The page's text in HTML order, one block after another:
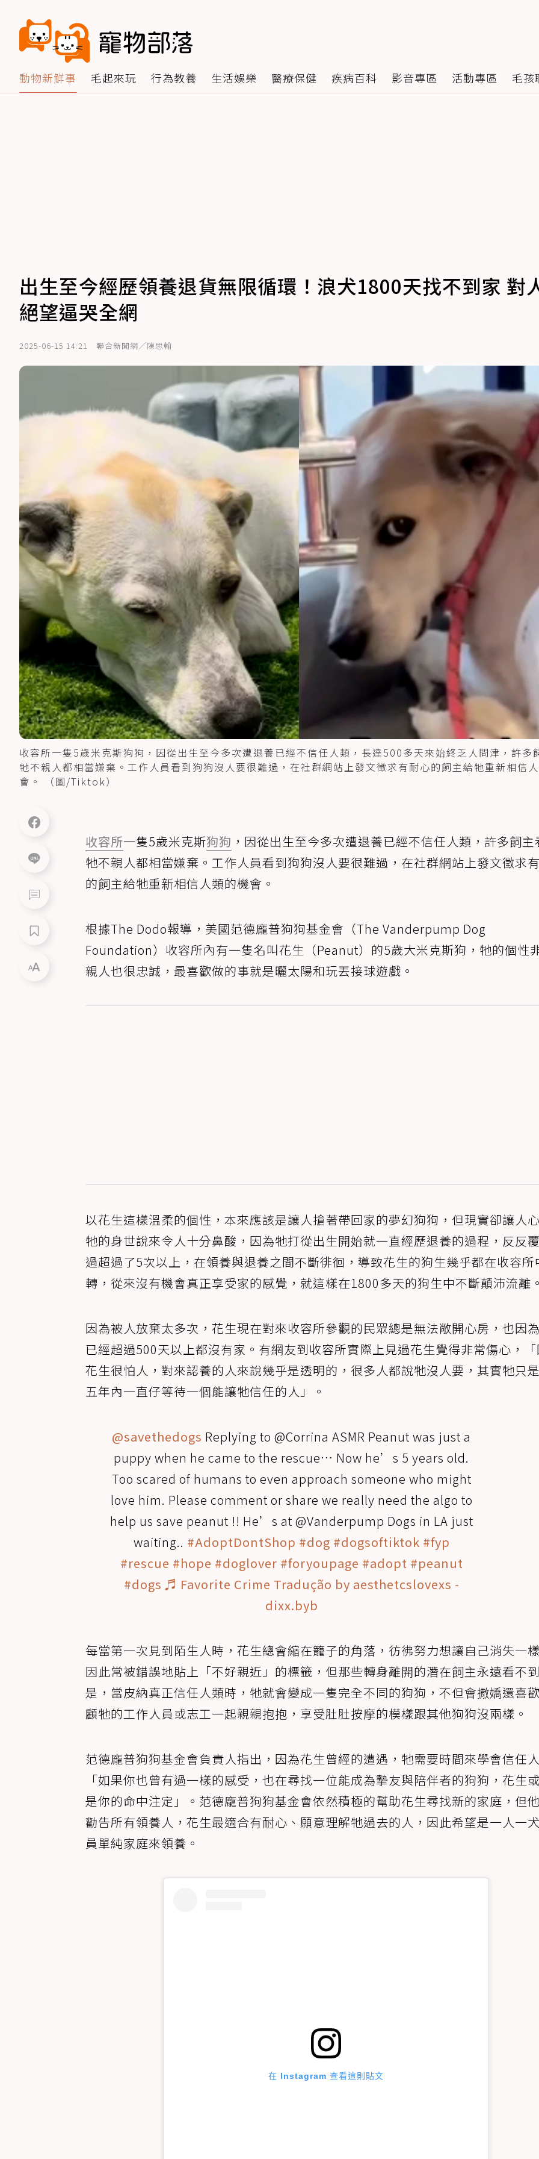
動物新鮮事 毛起來玩 行為教養 生活娛樂 醫療保健 疾病百科 影音專區 活動專區 毛孩
出生至今經歷領養退貨無限循環！浪犬1800天找不到家 對
絕望逼哭全網
2025-06-15 14:21 聯合新聞網／陳思翰
收容所一隻5歲米克斯狗狗，因從出生至今多次遭退養已經不信任人類，長達500多天來始終乏人問津，許多
牠不親人都相當嫌棄。工作人員看到狗狗沒人要很難過，在社群網站上發文徵求有耐心的飼主給牠重新相信
會。 （圖/Tiktok）
收容所一隻5歲米克斯狗狗 ，因從出生至今多次遭退養已經不信任人類，許多飼主
牠不親人都相當嫌棄。工作人員看到狗狗沒人要很難過，在社群網站上發文徵求
的飼主給牠重新相信人類的機會。
根據The Dodo報導，美國范德龐普狗狗基金會（The Vanderpump Dog
Foundation）收容所內有一隻名叫花生（Peanut）的5歲大米克斯狗，牠的個性
親人也很忠誠，最喜歡做的事就是曬太陽和玩丟接球遊戲。
以花生這樣溫柔的個性，本來應該是讓人搶著帶回家的夢幻狗狗，但現實卻讓人
牠的身世說來令人十分鼻酸，因為牠打從出生開始就一直經歷退養的過程，反反
過超過了5次以上，在領養與退養之間不斷徘徊，導致花生的狗生幾乎都在收容所
轉，從來沒有機會真正享受家的感覺，就這樣在1800多天的狗生中不斷顛沛流離
因為被人放棄太多次，花生現在對來收容所參觀的民眾總是無法敞開心房，也因
已經超過500天以上都沒有家。有網友到收容所實際上見過花生覺得非常傷心，
花生很怕人，對來認養的人來說幾乎是透明的，很多人都說牠沒人要，其實牠只
五年內一直仔等待一個能讓牠信任的人」。
@savethedogs Replying to @Corrina ASMR Peanut was just a
puppy when he came to the rescue… Now he’s 5 years old.
Too scared of humans to even approach someone who might
love him. Please comment or share we really need the algo to
help us save peanut !! He’s at @Vanderpump Dogs in LA just
waiting.. #AdoptDontShop #dog #dogsoftiktok #fyp
#rescue #hope #doglover #foryoupage #adopt #peanut
#dogs ♬ Favorite Crime Tradução by aesthetcslovexs -
dixx.byb
每當第一次見到陌生人時，花生總會縮在籠子的角落，彷彿努力想讓自己消失一
因此常被錯誤地貼上「不好親近」的標籤，但那些轉身離開的潛在飼主永遠看不
是，當皮納真正信任人類時，牠就會變成一隻完全不同的狗狗，不但會撒嬌還喜
顧牠的工作人員或志工一起親親抱抱，享受肚肚按摩的模樣跟其他狗狗沒兩樣。
范德龐普狗狗基金會負責人指出，因為花生曾經的遭遇，牠需要時間來學會信任
「如果你也曾有過一樣的感受，也在尋找一位能成為摯友與陪伴者的狗狗，花生
是你的命中注定」。范德龐普狗狗基金會依然積極的幫助花生尋找新的家庭，但
勸告所有領養人，花生最適合有耐心、願意理解牠過去的人，因此希望是一人一
員單純家庭來領養。
在 Instagram 查看這則貼文